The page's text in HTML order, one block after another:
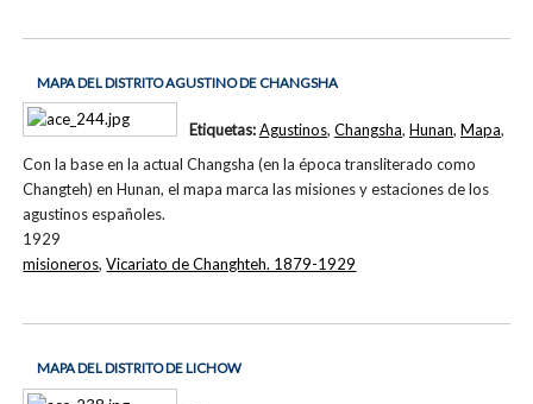
MAPA DEL DISTRITO AGUSTINO DE CHANGSHA
Con la base en la actual Changsha (en la época transliterado como
Changteh) en Hunan, el mapa marca las misiones y estaciones de los
agustinos españoles.
1929
Etiquetas:Agustinos, Changsha, Hunan, Mapa,
misioneros,Vicariato de Changhteh. 1879-1929
MAPA DEL DISTRITO DE LICHOW